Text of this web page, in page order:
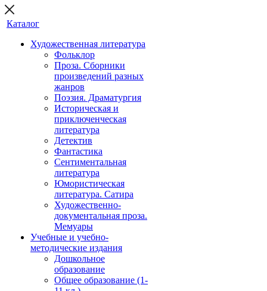
Каталог
Художественная литература
Фольклор
Проза. Сборники
произведений разных
жанров
Поэзия. Драматургия
Историческая и
приключенческая
литература
Детектив
Фантастика
Сентиментальная
литература
Юмористическая
литература. Сатира
Художественно-
документальная проза.
Мемуары
Учебные и учебно-
методические издания
Дошкольное
образование
Общее образование (1-